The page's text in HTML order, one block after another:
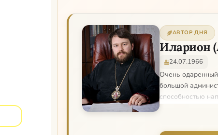
АВТОР ДНЯ
Иларион
24.07.1966
Очень
большой
способностью
жизни и
Исаака Сирина и